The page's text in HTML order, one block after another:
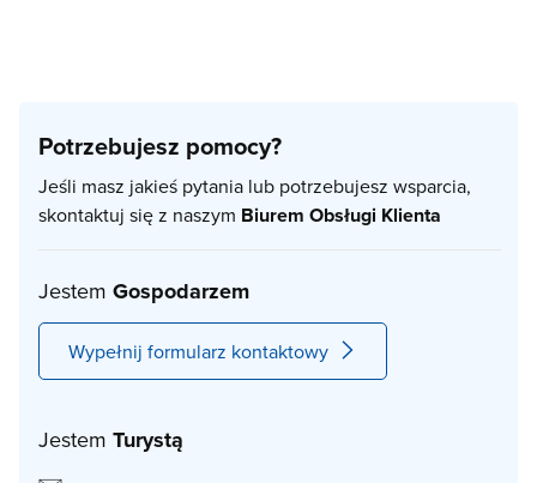
Potrzebujesz pomocy?
Jeśli masz jakieś pytania lub potrzebujesz wsparcia,
skontaktuj się z naszym Biurem Obsługi Klienta
Jestem Gospodarzem
Wypełnij formularz kontaktowy
Jestem Turystą